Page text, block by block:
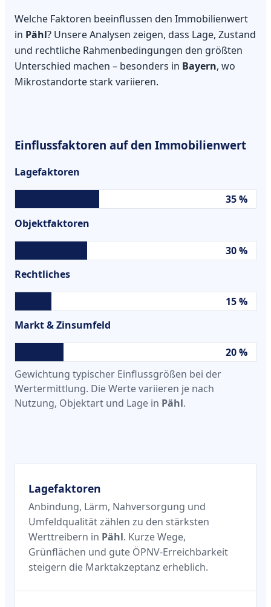
Welche Faktoren beeinflussen den Immobilienwert
in Pähl? Unsere Analysen zeigen, dass Lage, Zustand
und rechtliche Rahmenbedingungen den größten
Unterschied machen – besonders in Bayern, wo
Mikrostandorte stark variieren.
Einflussfaktoren auf den Immobilienwert
Lagefaktoren
35 %
Objektfaktoren
30 %
Rechtliches
15 %
Markt & Zinsumfeld
20 %
Gewichtung typischer Einflussgrößen bei der
Wertermittlung. Die Werte variieren je nach
Nutzung, Objektart und Lage in Pähl.
Lagefaktoren
Anbindung, Lärm, Nahversorgung und
Umfeldqualität zählen zu den stärksten
Werttreibern in Pähl. Kurze Wege,
Grünflächen und gute ÖPNV-Erreichbarkeit
steigern die Marktakzeptanz erheblich.